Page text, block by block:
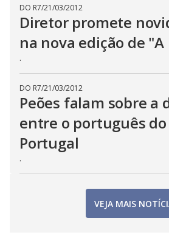
DO R7/21/03/2012
Diretor promete
na nova edição de "A
.
DO R7/21/03/2012
Peões falam sobre a
entre o português do
Portugal
.
VEJA MAIS